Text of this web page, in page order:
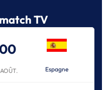
TV
Espagne